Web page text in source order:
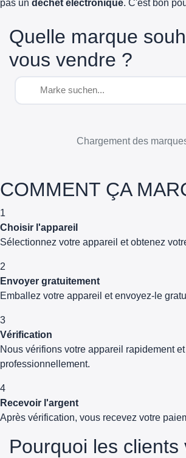
pas un déchet électronique. C'est bon
Quelle marque
vous vendre ?
Chargement des
COMMENT ÇA
1
Choisir l'appareil
Sélectionnez votre appareil et obtenez
2
Envoyer gratuitement
Emballez votre appareil et envoyez-le
3
Vérification
Nous vérifions votre appareil rapidement et
professionnellement.
4
Recevoir l'argent
Après vérification, vous recevez votre
Pourquoi les clients